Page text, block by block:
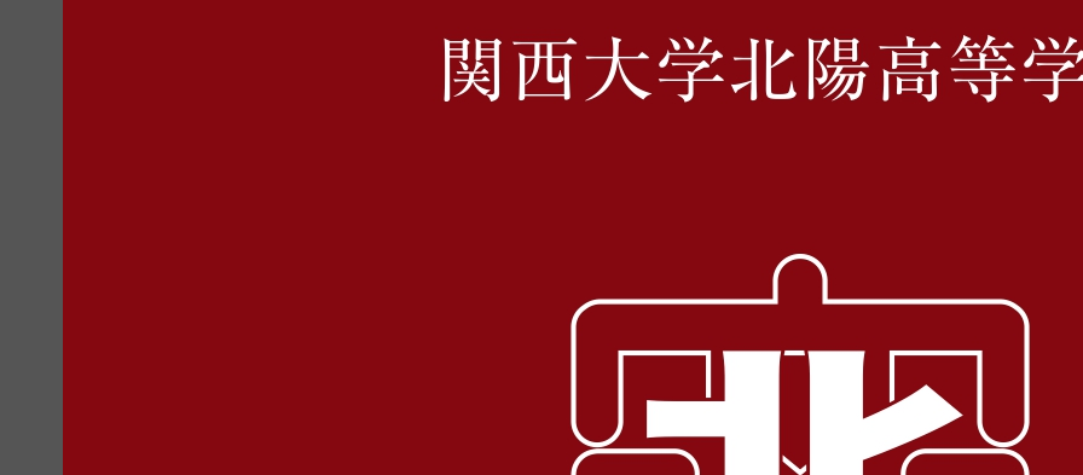
滋賀県私立中学高等学校連合会HPより、「滋賀の私立学校展２０１７の開催について」が発表されました。
カテゴリー: 滋賀県
平成28年度実施中学生の高等学校等体験入学（平成29年度入学者選抜対象